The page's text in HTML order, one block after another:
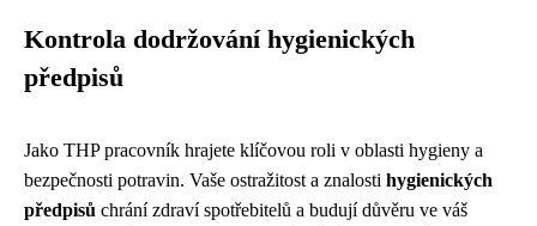
Kontrola dodržování hygienických
předpisů
Jako THP pracovník hrajete klíčovou roli v oblasti hygieny a
bezpečnosti potravin. Vaše ostražitost a znalosti hygienických
předpisů chrání zdraví spotřebitelů a budují důvěru ve váš